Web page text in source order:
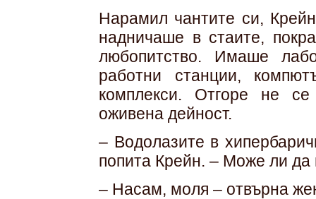
Нарамил чантите си,
надничаше в стаите,
любопитство. Имаше
работни станции,
комплекси. Отгоре не
оживена дейност.
– Водолазите в
попита Крейн. – Може ли да
– Насам, моля – отвърна